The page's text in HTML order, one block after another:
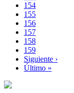
Page
154
Página
actual
155
Page
156
Page
157
Page
158
Page
159
Siguiente
página
Siguiente ›
Última
Último »